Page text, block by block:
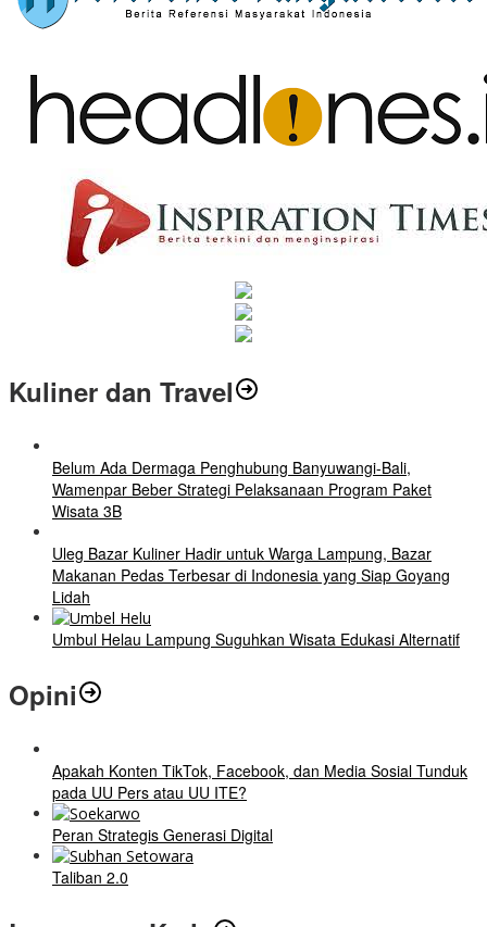
Kuliner dan Travel
Belum Ada Dermaga Penghubung Banyuwangi-Bali,
Wamenpar Beber Strategi Pelaksanaan Program Paket
Wisata 3B
Uleg Bazar Kuliner Hadir untuk Warga Lampung, Bazar
Makanan Pedas Terbesar di Indonesia yang Siap Goyang
Lidah
Umbul Helau Lampung Suguhkan Wisata Edukasi Alternatif
Opini
Apakah Konten TikTok, Facebook, dan Media Sosial Tunduk
pada UU Pers atau UU ITE?
Peran Strategis Generasi Digital
Taliban 2.0